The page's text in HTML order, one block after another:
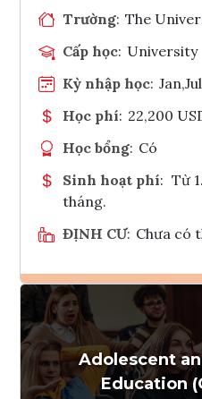
Trường: The
Cấp học: University
Kỳ nhập học:
Học phí: 22,200
Học bổng: Có
Sinh hoạt phí: Từ
tháng.
ĐỊNH CƯ: Chưa có
Adolescent
Education